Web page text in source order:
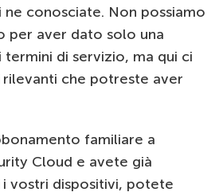
conosciate. Non possiamo
per aver dato solo una
termini di servizio, ma qui ci
che potreste aver
familiare a
Cloud e avete già
vostri dispositivi, potete